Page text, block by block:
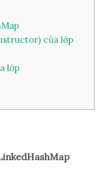
của lớp
lớp